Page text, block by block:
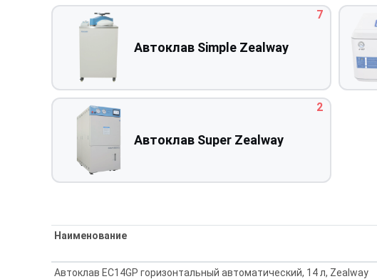
Автоклав Simple Zealway
7
Автоклав Super Zealway
2
Наименование
Автоклав EC14GP горизонтальный автоматический, 14 л, Zealway